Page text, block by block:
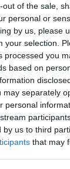
out of the sale,
personal or
by us, please
your selection.
processed you
based on
may separately
personal
by us to third
that may
la media
situó en un
Empresa
de forma
con las